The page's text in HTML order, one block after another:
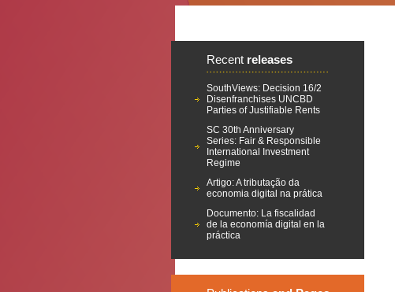
Recent releases
SouthViews: Decision 16/2
Disenfranchises UNCBD
Parties of Justifiable Rents
SC 30th Anniversary
Series: Fair & Responsible
International Investment
Regime
Artigo: A tributação da
economia digital na prática
Documento: La fiscalidad
de la economía digital en la
práctica